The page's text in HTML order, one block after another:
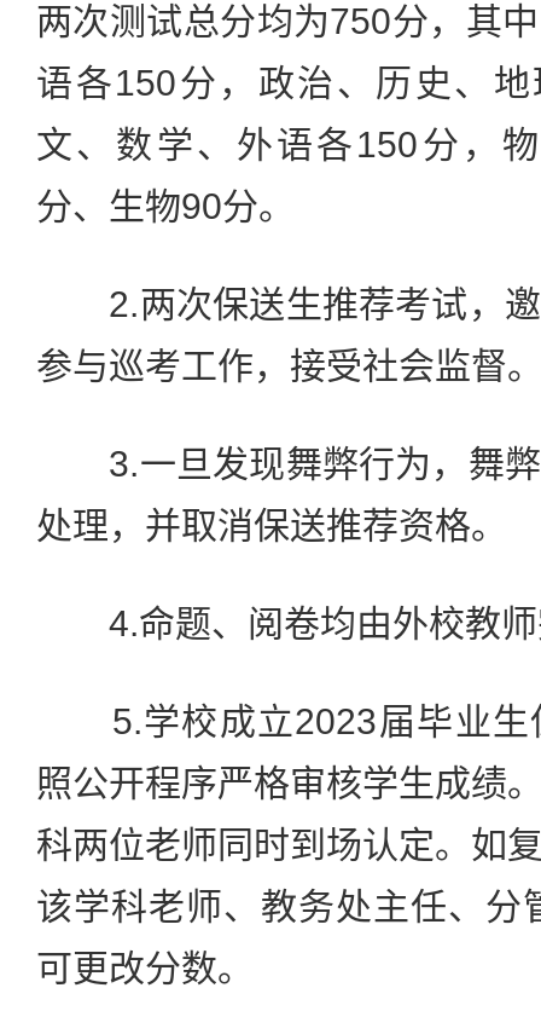
两次测试总分均为750分，其
语各150分，政治、历史、
文、数学、外语各150分，
分、生物90分。
2.两次保送生推荐考试，邀
参与巡考工作，接受社会监督
3.一旦发现舞弊行为，舞弊
处理，并取消保送推荐资格。
4.命题、阅卷均由外校教师
5.学校成立2023届毕业生
照公开程序严格审核学生成绩
科两位老师同时到场认定。如
该学科老师、教务处主任、分
可更改分数。